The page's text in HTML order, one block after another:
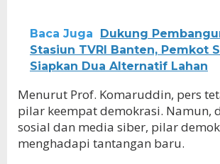
Baca Juga
Dukung
Stasiun TVRI Banten, Pemkot
Siapkan Dua Alternatif Lahan
Menurut Prof. Komaruddin, pers
pilar keempat demokrasi. Namun,
sosial dan media siber, pilar
menghadapi tantangan baru.